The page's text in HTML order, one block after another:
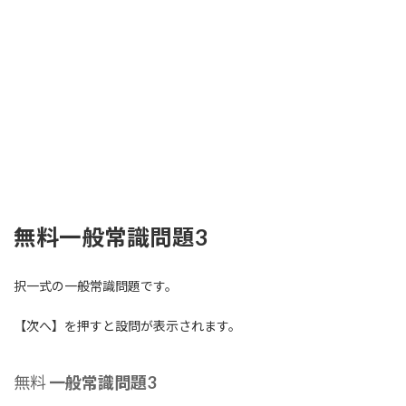
無料一般常識問題3
択一式の一般常識問題です。
【次へ】を押すと設問が表示されます。
無料一般常識問題3